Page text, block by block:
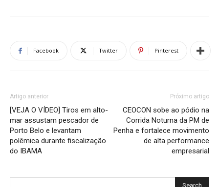
Facebook Twitter Pinterest
Artigo anterior
[VEJA O VÍDEO] Tiros em alto-
mar assustam pescador de
Porto Belo e levantam
polêmica durante fiscalização
do IBAMA
Próximo artigo
CEOCON sobe ao pódio na
Corrida Noturna da PM de
Penha e fortalece movimento
de alta performance
empresarial